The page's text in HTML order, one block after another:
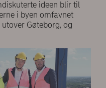
ideen blir til
i byen omfavnet
Gøteborg, og